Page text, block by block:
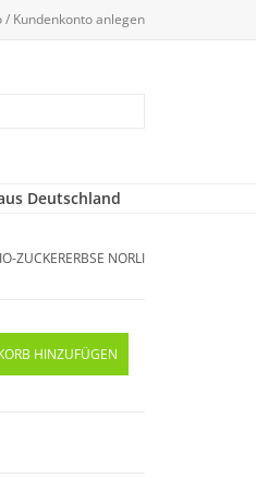
/ Kundenkonto anlegen
Deutschland
ZUCKERERBSE NORLI
HINZUFÜGEN